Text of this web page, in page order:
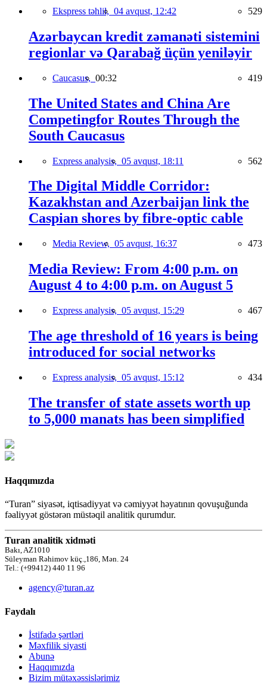
Ekspress təhlil, 04 avqust, 12:42 529
Azərbaycan kredit zəmanəti sistemini
regionlar və Qarabağ üçün yeniləyir
Caucasus, 00:32 419
The United States and China Are
Competingfor Routes Through the
South Caucasus
Express analysis, 05 avqust, 18:11 562
The Digital Middle Corridor:
Kazakhstan and Azerbaijan link the
Caspian shores by fibre-optic cable
Media Review, 05 avqust, 16:37 473
Media Review: From 4:00 p.m. on
August 4 to 4:00 p.m. on August 5
Express analysis, 05 avqust, 15:29 467
The age threshold of 16 years is being
introduced for social networks
Express analysis, 05 avqust, 15:12 434
The transfer of state assets worth up
to 5,000 manats has been simplified
Haqqımızda
“Turan” siyasət, iqtisadiyyat və cəmiyyət həyatının qovuşuğunda
fəaliyyət göstərən müstəqil analitik qurumdur.
Turan analitik xidməti
Bakı, AZ1010
Süleyman Rəhimov küç.,186, Mən. 24
Tel.: (+99412) 440 11 96
agency@turan.az
Faydalı
İstifadə şərtləri
Məxfilik siyasti
Abunə
Haqqımızda
Bizim mütəxəssislərimiz